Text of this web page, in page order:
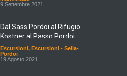
Kostner al Passo Pordoi
Escursioni, Escursioni - Sella-
Pordoi
19 Agosto 2021